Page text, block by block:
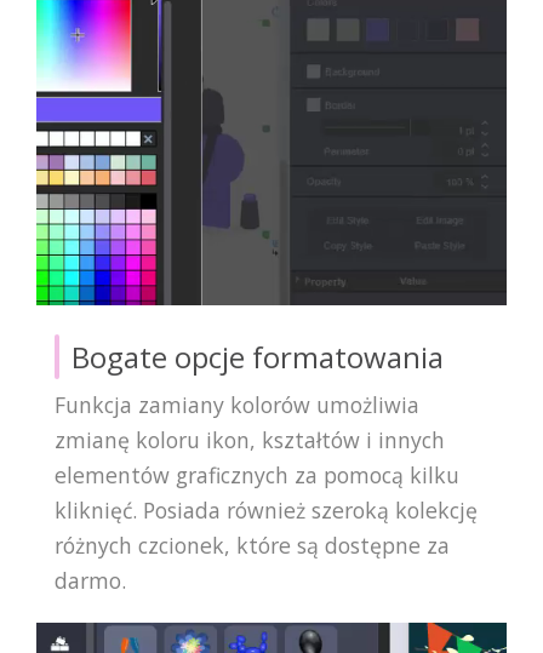
Bogate opcje formatowania
Funkcja zamiany kolorów umożliwia
zmianę koloru ikon, kształtów i innych
elementów graficznych za pomocą kilku
kliknięć. Posiada również szeroką kolekcję
różnych czcionek, które są dostępne za
darmo.